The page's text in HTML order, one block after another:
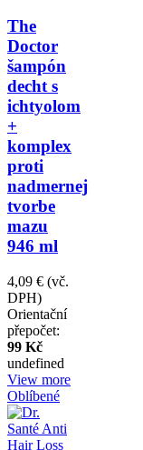
The
Doctor
šampón
decht s
ichtyolom
+
komplex
proti
nadmernej
tvorbe
mazu
946 ml
4,09 € (vč.
DPH)
Orientační
přepočet:
99 Kč
undefined
View more
Oblíbené